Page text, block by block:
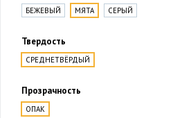
БЕЖЕВЫЙ МЯТА СЕРЫЙ
Твердость
СРЕДНЕТВЁРДЫЙ
Прозрачность
ОПАК